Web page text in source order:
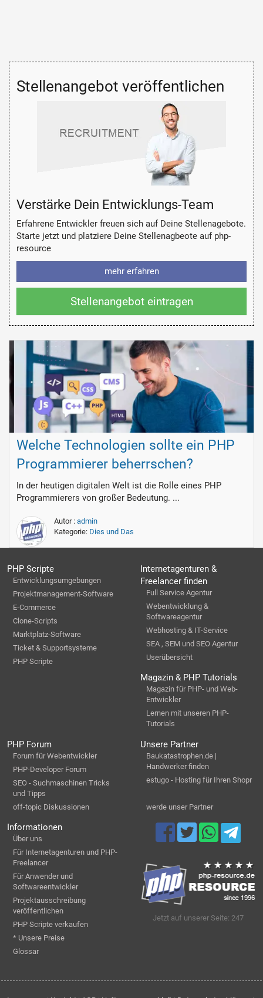
Stellenangebot veröffentlichen
Verstärke Dein Entwicklungs-Team
Erfahrene Entwickler freuen sich auf Deine Stellenagebote.
Starte jetzt und platziere Deine Stellenagbeote auf php-
resource
mehr erfahren
Stellenangebot eintragen
Welche Technologien sollte ein PHP
Programmierer beherrschen?
In der heutigen digitalen Welt ist die Rolle eines PHP
Programmierers von großer Bedeutung. ...
Autor : admin
Kategorie: Dies und Das
PHP Scripte
Entwicklungsumgebungen
Projektmanagement-Software
E-Commerce
Clone-Scripts
Marktplatz-Software
Ticket & Supportsysteme
PHP Scripte
Internetagenturen &
Freelancer finden
Full Service Agentur
Webentwicklung &
Softwareagentur
Webhosting & IT-Service
SEA , SEM und SEO Agentur
Userübersicht
Magazin & PHP Tutorials
Magazin für PHP- und Web-
Entwickler
Lernen mit unseren PHP-
Tutorials
PHP Forum
Forum für Webentwickler
PHP-Developer Forum
SEO - Suchmaschinen Tricks
und Tipps
off-topic Diskussionen
Unsere Partner
Baukatastrophen.de |
Handwerker finden
estugo - Hosting für Ihren Shopr
werde unser Partner
Informationen
Über uns
Für Internetagenturen und PHP-
Freelancer
Für Anwender und
Softwareentwickler
Projektausschreibung
veröffentlichen
PHP Scripte verkaufen
* Unsere Preise
Glossar
Jetzt auf unserer Seite: 247